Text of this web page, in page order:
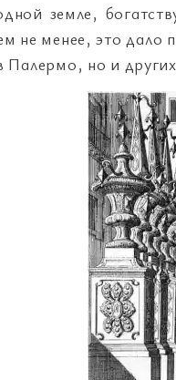
земле,
не менее, это дало
Палермо, но и